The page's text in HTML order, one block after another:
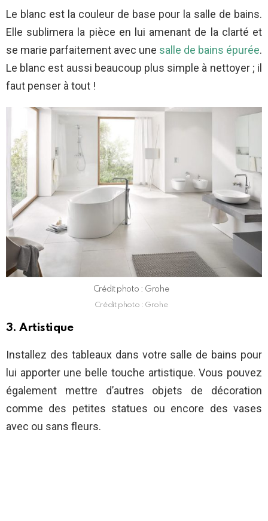
Le blanc est la couleur de base pour la salle de bains.
Elle sublimera la pièce en lui amenant de la clarté et
se marie parfaitement avec une salle de bains épurée.
Le blanc est aussi beaucoup plus simple à nettoyer ; il
faut penser à tout !
Crédit photo : Grohe
Crédit photo : Grohe
3. Artistique
Installez des tableaux dans votre salle de bains pour
lui apporter une belle touche artistique. Vous pouvez
également mettre d’autres objets de décoration
comme des petites statues ou encore des vases
avec ou sans fleurs.